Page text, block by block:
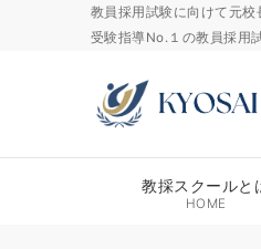
教員採用試験に向けて元
受験指導No.１の教員採用
教採スクールと
HOME